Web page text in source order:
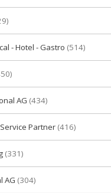
- Hotel - Gastro (514)
AG (434)
Partner (416)
(331)
AG (304)